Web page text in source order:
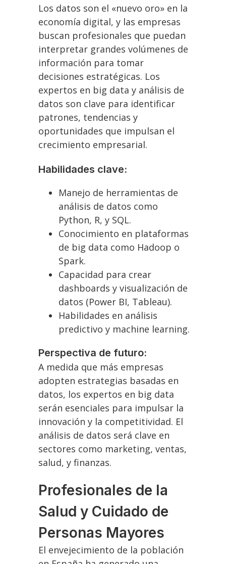
Los datos son el «nuevo oro» en la
economía digital, y las empresas
buscan profesionales que puedan
interpretar grandes volúmenes de
información para tomar
decisiones estratégicas. Los
expertos en big data y análisis de
datos son clave para identificar
patrones, tendencias y
oportunidades que impulsan el
crecimiento empresarial.
Habilidades clave:
Manejo de herramientas de
análisis de datos como
Python, R, y SQL.
Conocimiento en plataformas
de big data como Hadoop o
Spark.
Capacidad para crear
dashboards y visualización de
datos (Power BI, Tableau).
Habilidades en análisis
predictivo y machine learning.
Perspectiva de futuro:
A medida que más empresas
adopten estrategias basadas en
datos, los expertos en big data
serán esenciales para impulsar la
innovación y la competitividad. El
análisis de datos será clave en
sectores como marketing, ventas,
salud, y finanzas.
Profesionales de la
Salud y Cuidado de
Personas Mayores
El envejecimiento de la población